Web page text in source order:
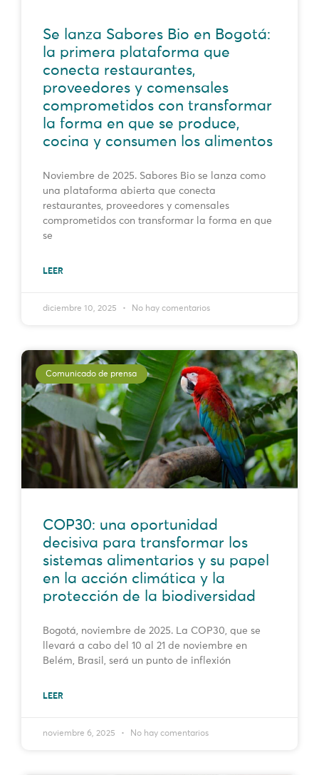
Se lanza Sabores Bio en Bogotá:
la primera plataforma que
conecta restaurantes,
proveedores y comensales
comprometidos con transformar
la forma en que se produce,
cocina y consumen los alimentos
Noviembre de 2025. Sabores Bio se lanza como
una plataforma abierta que conecta
restaurantes, proveedores y comensales
comprometidos con transformar la forma en que
se
LEER
diciembre 10, 2025 No hay comentarios
Comunicado de prensa
COP30: una oportunidad
decisiva para transformar los
sistemas alimentarios y su papel
en la acción climática y la
protección de la biodiversidad
Bogotá, noviembre de 2025. La COP30, que se
llevará a cabo del 10 al 21 de noviembre en
Belém, Brasil, será un punto de inflexión
LEER
noviembre 6, 2025 No hay comentarios